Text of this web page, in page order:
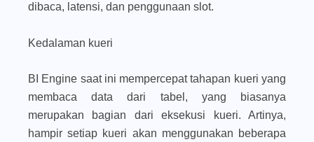
dibaca, latensi, dan penggunaan slot.
Kedalaman kueri
BI Engine saat ini mempercepat tahapan kueri yang
membaca data dari tabel, yang biasanya
merupakan bagian dari eksekusi kueri. Artinya,
hampir setiap kueri akan menggunakan beberapa